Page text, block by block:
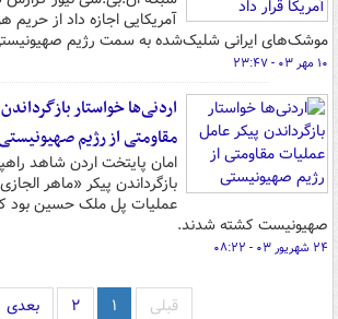
آمریکایی اجازه داد از حریم
موشک‌های ایرانی شلیک‌شده به سمت رژیم
۱۰ مهر ۰۳ - ۲۳:۴۷
اردنی‌ها خواستار
مقاومتی از رژیم
امان پایتخت اردن شاهد
بازگرداندن پیکر «ماهر
عملیات پل ملک حسین بود
صهیونیست کشته شدند.
۲۴ شهریور ۰۳ - ۰۸:۲۲
قبلی ۱ ۲ بعدی